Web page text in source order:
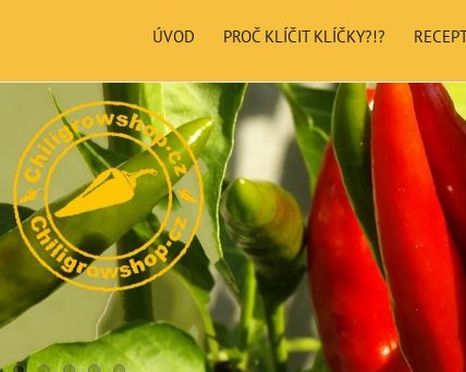
ÚVOD PROČ KLÍČIT KLÍČKY?!?